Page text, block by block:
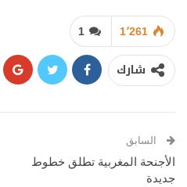
1 1٬261
شارك
السابق
الأجنحة المغربية تطلق خطوط
جديدة